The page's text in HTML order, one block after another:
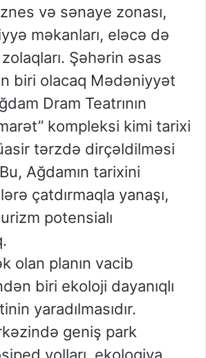
və sənaye zonası,
məkanları, eləcə də
zolaqları. Şəhərin əsas
biri olacaq Mədəniyyət
Dram Teatrının
kompleksi kimi tarixi
tərzdə dirçəldilməsi
Bu, Ağdamın tarixini
çatdırmaqla yanaşı,
potensialı
olan planın vacib
biri ekoloji dayanıqlı
yaradılmasıdır.
geniş park
yolları, ekologiya